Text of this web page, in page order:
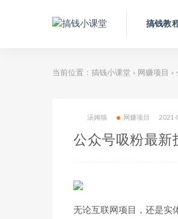
搞钱教
当前位置： 搞钱小课堂 > 网赚项目 >
汤姆猫 网赚项目 2021-
公众号吸粉最新
无论互联网项目，还是实